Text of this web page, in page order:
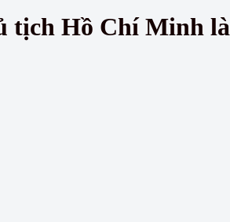
tịch Hồ Chí Minh